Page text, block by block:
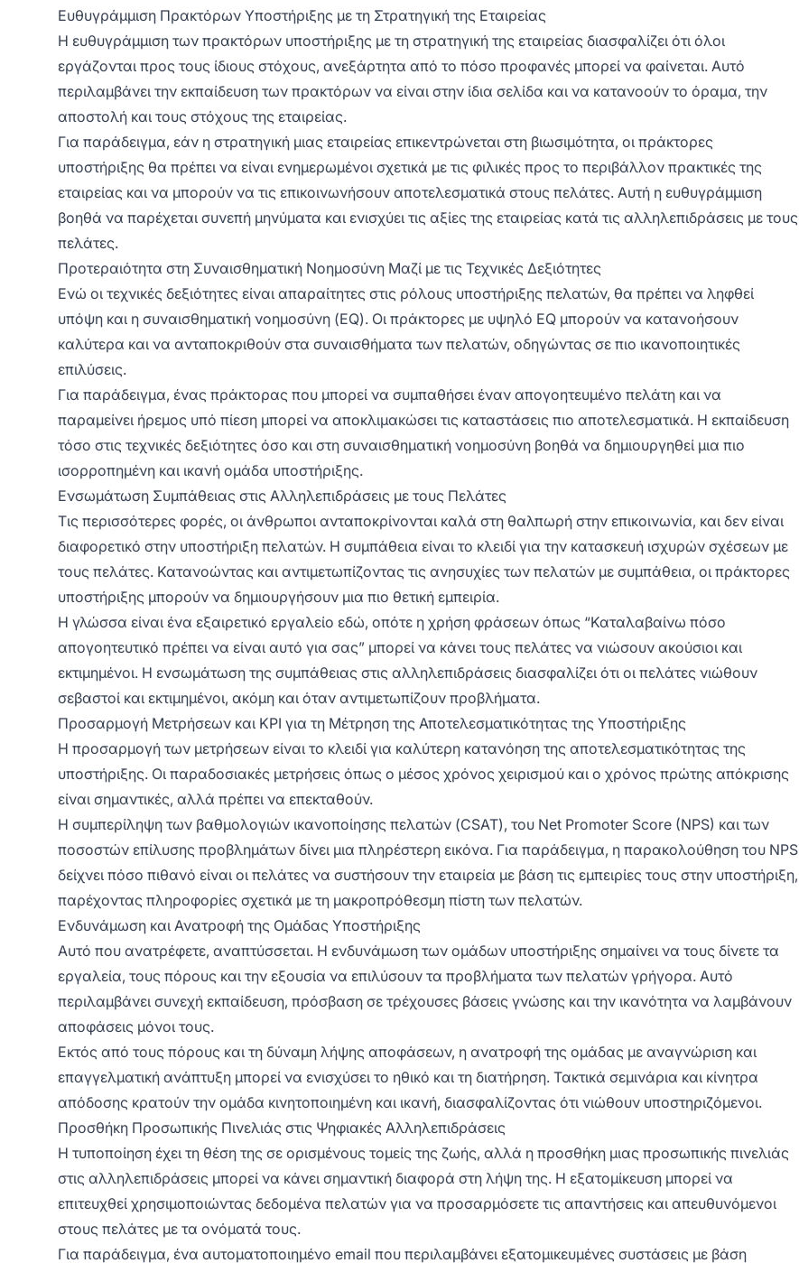
Ευθυγράμμιση Πρακτόρων Υποστήριξης με τη Στρατηγική της Εταιρείας
Η ευθυγράμμιση των πρακτόρων υποστήριξης με τη στρατηγική της εταιρείας διασφαλίζει ότι όλοι
εργάζονται προς τους ίδιους στόχους, ανεξάρτητα από το πόσο προφανές μπορεί να φαίνεται. Αυτό
περιλαμβάνει την εκπαίδευση των πρακτόρων να είναι στην ίδια σελίδα και να κατανοούν το όραμα, την
αποστολή και τους στόχους της εταιρείας.
Για παράδειγμα, εάν η στρατηγική μιας εταιρείας επικεντρώνεται στη βιωσιμότητα, οι πράκτορες
υποστήριξης θα πρέπει να είναι ενημερωμένοι σχετικά με τις φιλικές προς το περιβάλλον πρακτικές της
εταιρείας και να μπορούν να τις επικοινωνήσουν αποτελεσματικά στους πελάτες. Αυτή η ευθυγράμμιση
βοηθά να παρέχεται συνεπή μηνύματα και ενισχύει τις αξίες της εταιρείας κατά τις αλληλεπιδράσεις με τους
πελάτες.
Προτεραιότητα στη Συναισθηματική Νοημοσύνη Μαζί με τις Τεχνικές Δεξιότητες
Ενώ οι τεχνικές δεξιότητες είναι απαραίτητες στις ρόλους υποστήριξης πελατών, θα πρέπει να ληφθεί
υπόψη και η συναισθηματική νοημοσύνη (EQ). Οι πράκτορες με υψηλό EQ μπορούν να κατανοήσουν
καλύτερα και να ανταποκριθούν στα συναισθήματα των πελατών, οδηγώντας σε πιο ικανοποιητικές
επιλύσεις.
Για παράδειγμα, ένας πράκτορας που μπορεί να συμπαθήσει έναν απογοητευμένο πελάτη και να
παραμείνει ήρεμος υπό πίεση μπορεί να αποκλιμακώσει τις καταστάσεις πιο αποτελεσματικά. Η εκπαίδευση
τόσο στις τεχνικές δεξιότητες όσο και στη συναισθηματική νοημοσύνη βοηθά να δημιουργηθεί μια πιο
ισορροπημένη και ικανή ομάδα υποστήριξης.
Ενσωμάτωση Συμπάθειας στις Αλληλεπιδράσεις με τους Πελάτες
Τις περισσότερες φορές, οι άνθρωποι ανταποκρίνονται καλά στη θαλπωρή στην επικοινωνία, και δεν είναι
διαφορετικό στην υποστήριξη πελατών. Η συμπάθεια είναι το κλειδί για την κατασκευή ισχυρών σχέσεων με
τους πελάτες. Κατανοώντας και αντιμετωπίζοντας τις ανησυχίες των πελατών με συμπάθεια, οι πράκτορες
υποστήριξης μπορούν να δημιουργήσουν μια πιο θετική εμπειρία.
Η γλώσσα είναι ένα εξαιρετικό εργαλείο εδώ, οπότε η χρήση φράσεων όπως “Καταλαβαίνω πόσο
απογοητευτικό πρέπει να είναι αυτό για σας” μπορεί να κάνει τους πελάτες να νιώσουν ακούσιοι και
εκτιμημένοι. Η ενσωμάτωση της συμπάθειας στις αλληλεπιδράσεις διασφαλίζει ότι οι πελάτες νιώθουν
σεβαστοί και εκτιμημένοι, ακόμη και όταν αντιμετωπίζουν προβλήματα.
Προσαρμογή Μετρήσεων και KPI για τη Μέτρηση της Αποτελεσματικότητας της Υποστήριξης
Η προσαρμογή των μετρήσεων είναι το κλειδί για καλύτερη κατανόηση της αποτελεσματικότητας της
υποστήριξης. Οι παραδοσιακές μετρήσεις όπως ο μέσος χρόνος χειρισμού και ο χρόνος πρώτης απόκρισης
είναι σημαντικές, αλλά πρέπει να επεκταθούν.
Η συμπερίληψη των βαθμολογιών ικανοποίησης πελατών (CSAT), του Net Promoter Score (NPS) και των
ποσοστών επίλυσης προβλημάτων δίνει μια πληρέστερη εικόνα. Για παράδειγμα, η παρακολούθηση του NPS
δείχνει πόσο πιθανό είναι οι πελάτες να συστήσουν την εταιρεία με βάση τις εμπειρίες τους στην υποστήριξη,
παρέχοντας πληροφορίες σχετικά με τη μακροπρόθεσμη πίστη των πελατών.
Ενδυνάμωση και Ανατροφή της Ομάδας Υποστήριξης
Αυτό που ανατρέφετε, αναπτύσσεται. Η ενδυνάμωση των ομάδων υποστήριξης σημαίνει να τους δίνετε τα
εργαλεία, τους πόρους και την εξουσία να επιλύσουν τα προβλήματα των πελατών γρήγορα. Αυτό
περιλαμβάνει συνεχή εκπαίδευση, πρόσβαση σε τρέχουσες βάσεις γνώσης και την ικανότητα να λαμβάνουν
αποφάσεις μόνοι τους.
Εκτός από τους πόρους και τη δύναμη λήψης αποφάσεων, η ανατροφή της ομάδας με αναγνώριση και
επαγγελματική ανάπτυξη μπορεί να ενισχύσει το ηθικό και τη διατήρηση. Τακτικά σεμινάρια και κίνητρα
απόδοσης κρατούν την ομάδα κινητοποιημένη και ικανή, διασφαλίζοντας ότι νιώθουν υποστηριζόμενοι.
Προσθήκη Προσωπικής Πινελιάς στις Ψηφιακές Αλληλεπιδράσεις
Η τυποποίηση έχει τη θέση της σε ορισμένους τομείς της ζωής, αλλά η προσθήκη μιας προσωπικής πινελιάς
στις αλληλεπιδράσεις μπορεί να κάνει σημαντική διαφορά στη λήψη της. Η εξατομίκευση μπορεί να
επιτευχθεί χρησιμοποιώντας δεδομένα πελατών για να προσαρμόσετε τις απαντήσεις και απευθυνόμενοι
στους πελάτες με τα ονόματά τους.
Για παράδειγμα, ένα αυτοματοποιημένο email που περιλαμβάνει εξατομικευμένες συστάσεις με βάση